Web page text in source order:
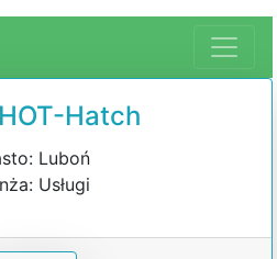
Hatch
Luboń
Usługi